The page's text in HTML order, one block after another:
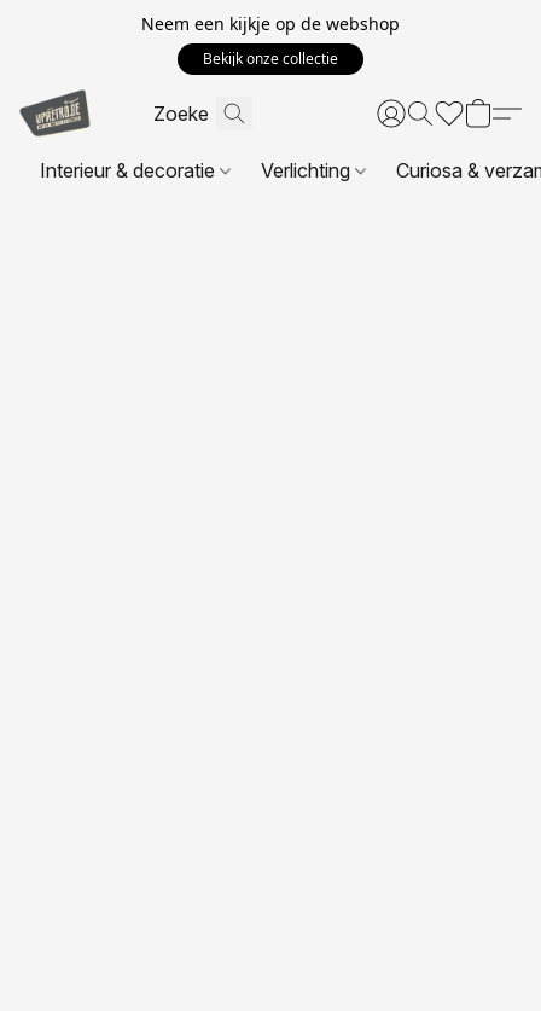
Neem een kijkje op de webshop
Bekijk onze collectie
Interieur & decoratie Verlichting Curiosa &